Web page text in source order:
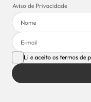
Aviso de Privacidade
Li e aceito os termos de